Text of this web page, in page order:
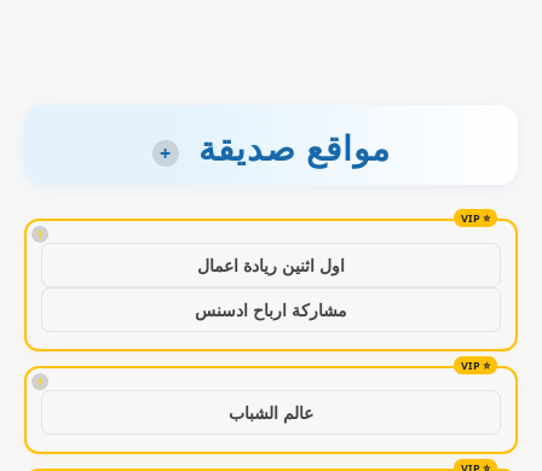
مواقع صديقة +
!
اول اثنين ريادة اعمال
مشاركة ارباح ادسنس
!
عالم الشباب